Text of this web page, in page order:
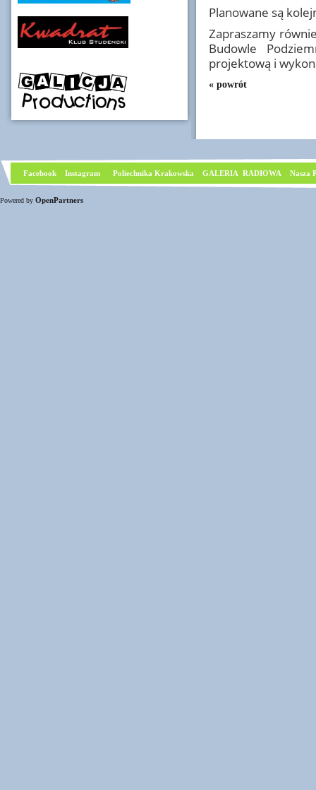
Planowane są
Zapraszamy
Budowle
projektową i
« powrót
Facebook Instagram Poliechnika Krakowska GALERIA RADIOWA Nasza
Powered by OpenPartners